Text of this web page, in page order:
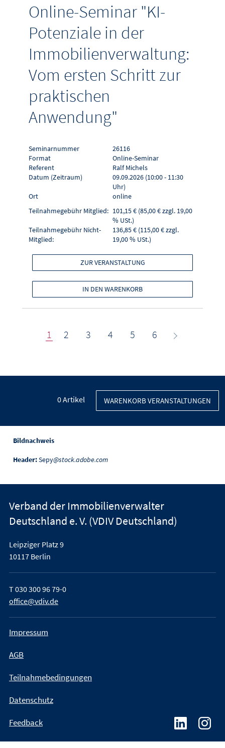
Online-Seminar "KI-
Potenziale in der
Immobilienverwaltung:
Vom ersten Schritt zur
praktischen
Anwendung"
Seminarnummer
26116
Format
Online-Seminar
Referent
Ralf Michels
Datum (Zeitraum)
09.09.2026 (10:00 - 11:30
Uhr)
Ort
online
Teilnahmegebühr Mitglied: 101,15 € (85,00 € zzgl. 19,00
% USt.)
Teilnahmegebühr Nicht-
Mitglied:
136,85 € (115,00 € zzgl.
19,00 % USt.)
ZUR VERANSTALTUNG
IN DEN WARENKORB
1 2 3 4 5 6
0Artikel WARENKORB VERANSTALTUNGEN
Bildnachweis
Header:Sepy@stock.adobe.com
Verband der Immobilienverwalter
Deutschland e. V. (VDIV Deutschland)
Leipziger Platz 9
10117 Berlin
T030 300 96 79-0
office@vdiv.de
Impressum
AGB
Teilnahmebedingungen
Datenschutz
Feedback